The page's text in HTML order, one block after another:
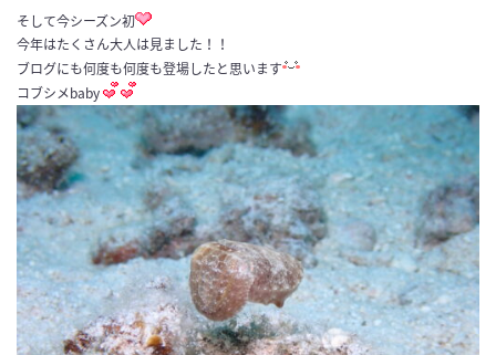
そして今シーズン初
今年はたくさん大人は見ました！！
ブログにも何度も何度も登場したと思います
コブシメbaby